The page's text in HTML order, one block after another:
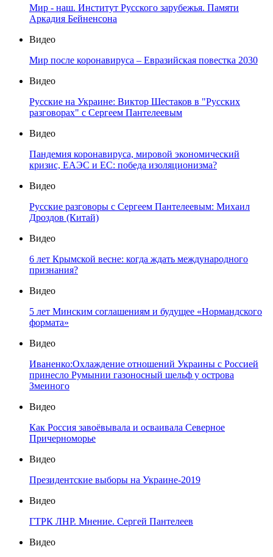
Мир - наш. Институт Русского зарубежья. Памяти
Аркадия Бейненсона
Видео
Мир после коронавируса – Евразийская повестка 2030
Видео
Русские на Украине: Виктор Шестаков в "Русских
разговорах" с Сергеем Пантелеевым
Видео
Пандемия коронавируса, мировой экономический
кризис, ЕАЭС и ЕС: победа изоляционизма?
Видео
Русские разговоры с Сергеем Пантелеевым: Михаил
Дроздов (Китай)
Видео
6 лет Крымской весне: когда ждать международного
признания?
Видео
5 лет Минским соглашениям и будущее «Нормандского
формата»
Видео
Иваненко:Охлаждение отношений Украины с Россией
принесло Румынии газоносный шельф у острова
Змеиного
Видео
Как Россия завоёвывала и осваивала Северное
Причерноморье
Видео
Президентские выборы на Украине-2019
Видео
ГТРК ЛНР. Мнение. Сергей Пантелеев
Видео